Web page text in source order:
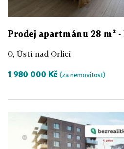
Prodej apartmánu 28 m²
0, Ústí nad Orlicí
1 980 000 Kč (za nemovitost)